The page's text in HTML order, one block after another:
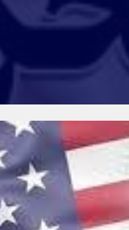
@Armteam_admin_103